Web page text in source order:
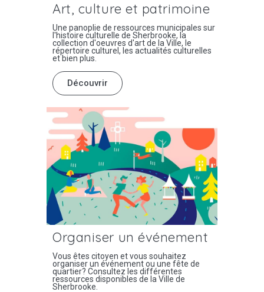
Art, culture et patrimoine
Une panoplie de ressources municipales sur
l'histoire culturelle de Sherbrooke, la
collection d'oeuvres d'art de la Ville, le
répertoire culturel, les actualités culturelles
et bien plus.
Découvrir
Organiser un événement
Vous êtes citoyen et vous souhaitez
organiser un événement ou une fête de
quartier? Consultez les différentes
ressources disponibles de la Ville de
Sherbrooke.